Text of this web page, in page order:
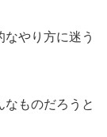
やり方に迷う
なものだろうと